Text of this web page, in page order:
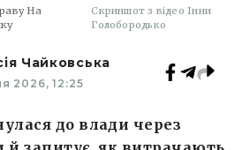
На
Скриншот з відео Інни
Голобородько
Чайковська
2026, 12:25
до влади через